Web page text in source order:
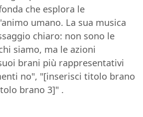
che esplora le
umano. La sua musica
chiaro: non sono le
siamo, ma le azioni
brani più rappresentativi
no", "[inserisci titolo brano
brano 3]" .